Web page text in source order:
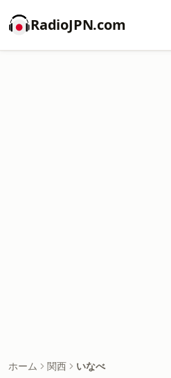
RadioJPN.com
ホーム 関西 いなべ